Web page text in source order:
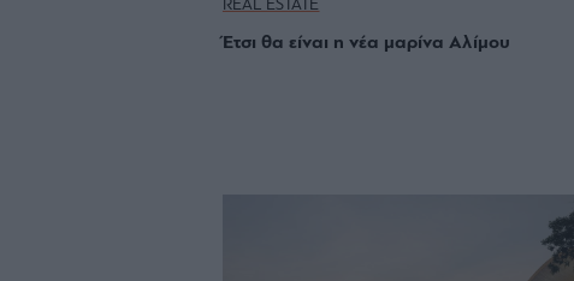
REAL ESTATE
Έτσι θα είναι η νέα μαρίνα Αλίμου